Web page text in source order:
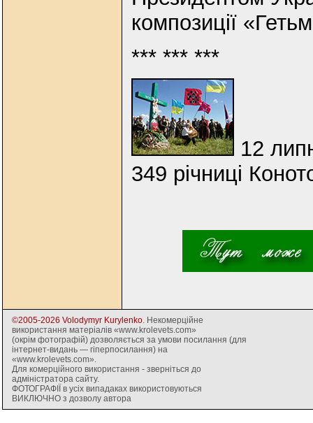
композиції
*** *** ***
12
349 річниці
©2005-2026 Volodymyr Kurylenko . Некомерційне
використання матеріалів «www.krolevets.com»
(окрім фотографій) дозволяється за умови посилання (для
інтернет-видань — гіперпосилання) на
«www.krolevets.com».
Для комерційного використання - зверніться до
адміністратора сайту.
ФОТОГРАФІЇ в усіх випадаках використовуються
ВИКЛЮЧНО з дозволу автора